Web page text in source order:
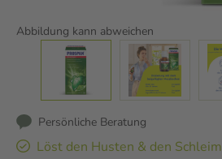
Abbildung kann abweichen
Persönliche Beratung
Löst den Husten & den Schleim